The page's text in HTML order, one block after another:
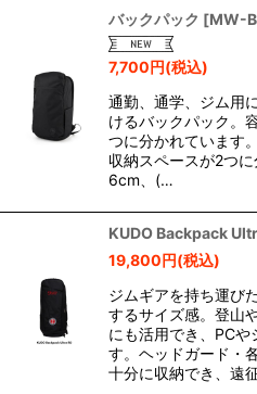
バックパック [MW-
7,700円(税込)
通勤、通学、ジム用
けるバックパック。
つに分かれています
収納スペースが2つ
6cm、(…
KUDO Backpack
19,800円(税込)
ジムギアを持ち運び
するサイズ感。登山
にも活用でき、PC
す。ヘッドガード・
十分に収納でき、遠